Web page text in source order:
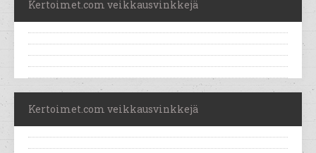
Kertoimet.com veikkausvinkkejä
Kertoimet.com veikkausvinkkejä